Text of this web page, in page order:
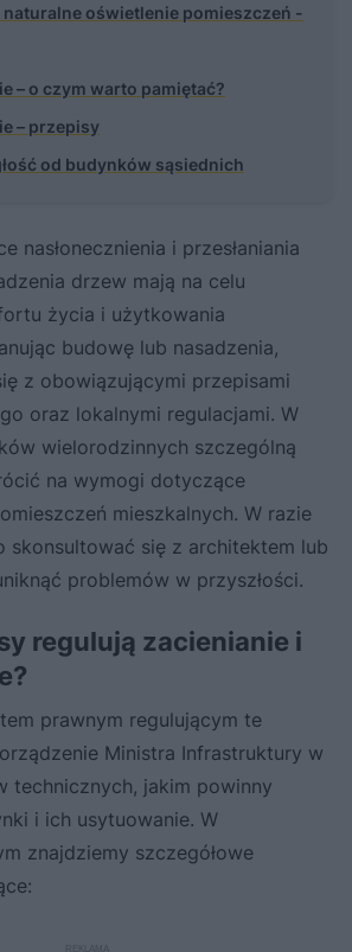
naturalne oświetlenie pomieszczeń -
– o czym warto pamiętać?
– przepisy
od budynków sąsiednich
nasłonecznienia i przesłaniania
drzew mają na celu
życia i użytkowania
budowę lub nasadzenia,
z obowiązującymi przepisami
oraz lokalnymi regulacjami. W
wielorodzinnych szczególną
na wymogi dotyczące
mieszkalnych. W razie
skonsultować się z architektem lub
problemów w przyszłości.
regulują zacienianie i
prawnym regulującym te
Ministra Infrastruktury w
technicznych, jakim powinny
i ich usytuowanie. W
znajdziemy szczegółowe